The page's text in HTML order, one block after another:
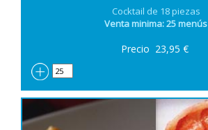
Cocktail de 18 piezas
Venta minima: 25 menús
Precio 23,95 €